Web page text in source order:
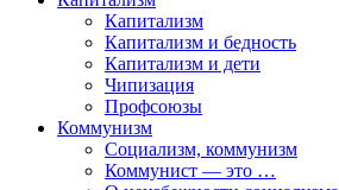
Капитализм
Капитализм и бедность
Капитализм и дети
Чипизация
Профсоюзы
Коммунизм
Социализм, коммунизм
Коммунист — это …